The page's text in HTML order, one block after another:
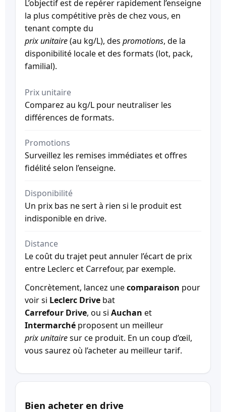
L’objectif est de repérer rapidement l’enseigne
la plus compétitive près de chez vous, en
tenant compte du
prix unitaire(au kg/L), des promotions, de la
disponibilité locale et des formats (lot, pack,
familial).
Prix unitaire
Comparez au kg/L pour neutraliser les
différences de formats.
Promotions
Surveillez les remises immédiates et offres
fidélité selon l’enseigne.
Disponibilité
Un prix bas ne sert à rien si le produit est
indisponible en drive.
Distance
Le coût du trajet peut annuler l’écart de prix
entre Leclerc et Carrefour, par exemple.
Concrètement, lancez unecomparaison pour
voir si Leclerc Drive bat
Carrefour Drive, ou si Auchan et
Intermarché proposent un meilleur
prix unitairesur ce produit. En un coup d’œil,
vous saurez où l’acheter au meilleur tarif.
Bien acheter en drive